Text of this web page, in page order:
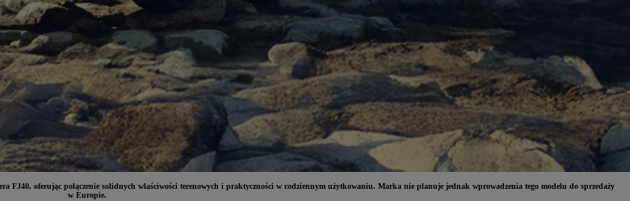
oferując połączenie solidnych właściwości terenowych i praktyczności w codziennym użytkowaniu. Marka nie planuje jednak wprowadzenia tego modelu do sprzedaży
w Europie.